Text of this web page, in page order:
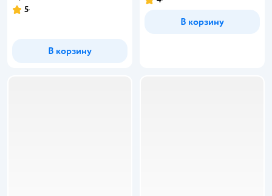
Рейтинг:
5
В корзину
Рейтинг:
В корзину